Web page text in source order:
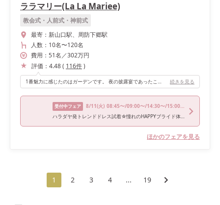
ララマリー(La La Mariee)
教会式・人前式・神前式
最寄： 新山口駅、周防下郷駅
人数： 10名〜120名
費用： 51名 ／302万円
評価： 4.48( 116件)
1番魅力に感じたのはガーデンです。 夜の披露宴であったことから、ライトアップしたガーデンの上からの再入場は、すごくロマンチックで素敵でした。再入場後はガーデンでケーキ入刀やファーストバイト、スイーツビュッフェを行いました。 続きを見る
受付中フェア 8/11(火) 08:45〜/09:00〜/14:30〜/15:00〜/17:30〜
ハラダヤ発トレンドドレス試着☆憧れのHAPPYブライド体感フェア
ほかのフェアを見る
1 2 3 4 ... 19